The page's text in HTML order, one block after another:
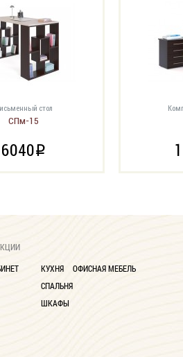
стол
СПм-15
6040i
КУХНЯ
СПАЛЬНЯ
ШКАФЫ
ОФИСНАЯ МЕБЕЛЬ